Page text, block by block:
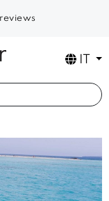
reviews
IT